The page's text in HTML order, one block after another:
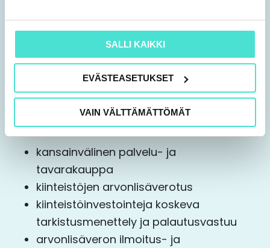
SALLI KAIKKI
EVÄSTEASETUKSET
VAIN VÄLTTÄMÄTTÖMÄT
Senior Manager Juha Tuominen, PwC
14.15 Tauko
14.30 Arvonlisäverotuksen
peruskysymyksiä tilintarkastajalle
kansainvälinen palvelu- ja
tavarakauppa
kiinteistöjen arvonlisäverotus
kiinteistöinvestointeja koskeva
tarkistusmenettely ja palautusvastuu
arvonlisäveron ilmoitus- ja